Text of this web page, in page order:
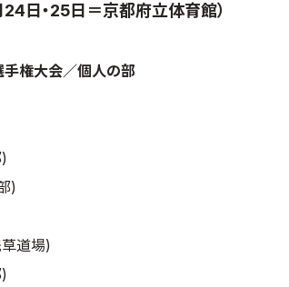
日・25日＝京都府立体育館）
権大会／個人の部
)
道場)